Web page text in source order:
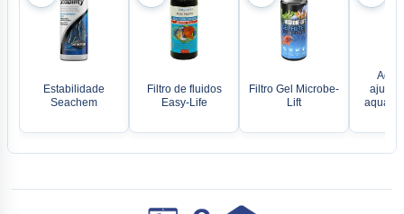
Estabilidade
Seachem
Filtro de fluidos
Easy-Life
Filtro Gel Microbe-
Lift